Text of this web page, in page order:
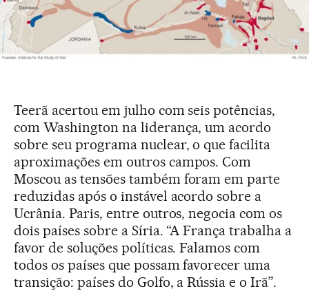
Teerã acertou em julho com seis potências,
com Washington na liderança, um acordo
sobre seu programa nuclear, o que facilita
aproximações em outros campos. Com
Moscou as tensões também foram em parte
reduzidas após o instável acordo sobre a
Ucrânia. Paris, entre outros, negocia com os
dois países sobre a Síria. “A França trabalha a
favor de soluções políticas. Falamos com
todos os países que possam favorecer uma
transição: países do Golfo, a Rússia e o Irã”.